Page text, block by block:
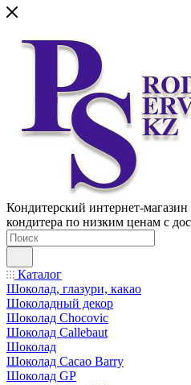
Кондитерский интернет-магазин
кондитера по низким ценам с
Каталог
Шоколад, глазури, какао
Шоколадный декор
Шоколад Chocovic
Шоколад Callebaut
Шоколад
Шоколад Cacao Barry
Шоколад GP